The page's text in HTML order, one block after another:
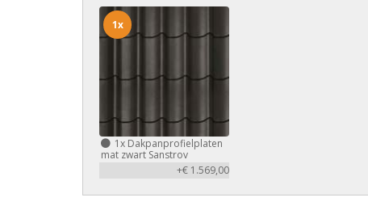
1x Dakpanprofielplaten
mat zwart Sanstrov
+€ 1.569,00
1x